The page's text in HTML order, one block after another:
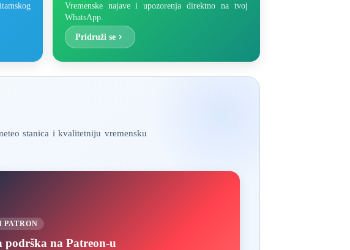
Vremenske najave i upozorenja direktno na tvoj
WhatsApp.
Pridruži se
stanica i kvalitetniju vremensku
PATRON
podrška na Patreon-u